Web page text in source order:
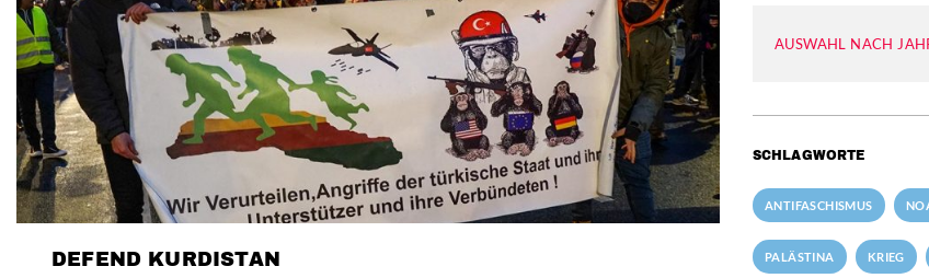
DEFEND KURDISTAN
AUSWAHL NACH
SCHLAGWORTE
ANTIFASCHISMUS
PALÄSTINA KRIEG